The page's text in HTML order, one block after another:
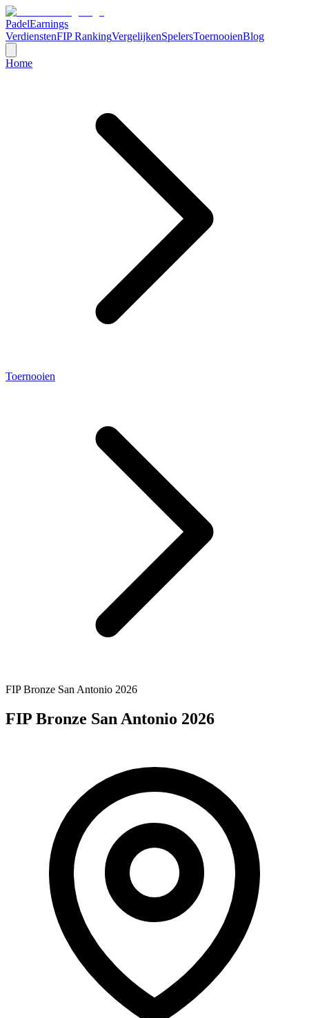
PadelEarnings
VerdienstenFIP RankingVergelijkenSpelersToernooienBlog
Home
Toernooien
FIP Bronze San Antonio 2026
FIP Bronze San Antonio 2026